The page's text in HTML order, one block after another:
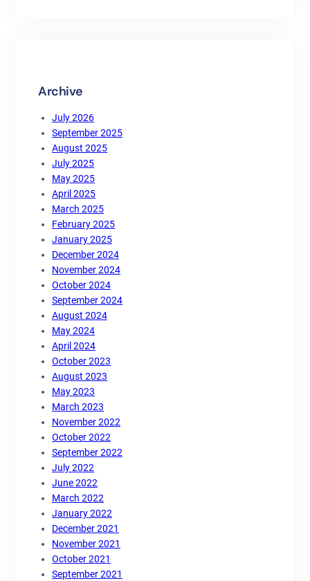
Archive
July 2026
September 2025
August 2025
July 2025
May 2025
April 2025
March 2025
February 2025
January 2025
December 2024
November 2024
October 2024
September 2024
August 2024
May 2024
April 2024
October 2023
August 2023
May 2023
March 2023
November 2022
October 2022
September 2022
July 2022
June 2022
March 2022
January 2022
December 2021
November 2021
October 2021
September 2021